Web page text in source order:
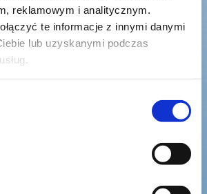
reklamowym i analitycznym.
te informacje z innymi danymi
lub uzyskanymi podczas
Wyślij wiadomość